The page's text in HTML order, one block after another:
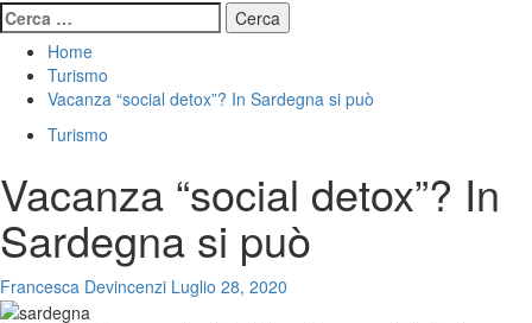
Ricerca
per:
Home
Turismo
Vacanza “social detox”? In Sardegna si può
Turismo
Vacanza “social detox”? In
Sardegna si può
Francesca Devincenzi Luglio 28, 2020